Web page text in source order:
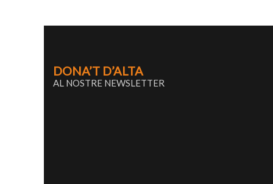
DONA’T D’ALTA
AL NOSTRE NEWSLETTER